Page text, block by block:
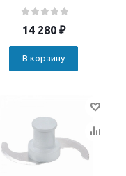
14 280₽
В корзину